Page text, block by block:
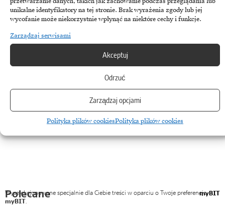
unikalne identyfikatory na tej stronie. Brak wyrażenia zgody lub jej
wycofanie może niekorzystnie wpłynąć na niektóre cechy i funkcje.
Zarządzaj serwisami
Akceptuj
Odrzuć
Zarządzaj opcjami
Polityka plików cookiesPolityka plików cookies
myślisz
Okres pandemii to czas wzmożonej cyfryzacji firm. Dane Gartnera
wskazują, że w 2020 roku sprzedaż sprzętu IT, w…
Polecane myBIT
Wyselekcjonowane specjalnie dla Ciebie treści w oparciu o Twoje preferencje
myBIT.